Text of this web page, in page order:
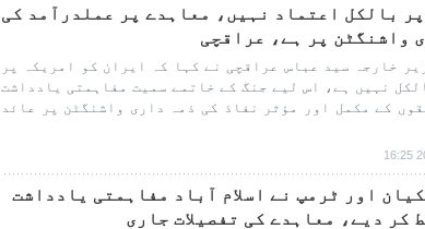
بالکل اعتماد نہیں، معاہدے پر عملدرآمد کی
واشنگٹن پر ہے، عراقچی
خارجہ سید عباس عراقچی نے کہا کہ ایران کو امریکہ پر
نہیں ہے، اس لیے جنگ کے خاتمے سمیت مفاہمتی یادداشت
کے مکمل اور مؤثر نفاذ کی ذمہ داری واشنگٹن پر عائد
اور ٹرمپ نے اسلام آباد مفاہمتی یادداشت
کر دیے، معاہدے کی تفصیلات جاری